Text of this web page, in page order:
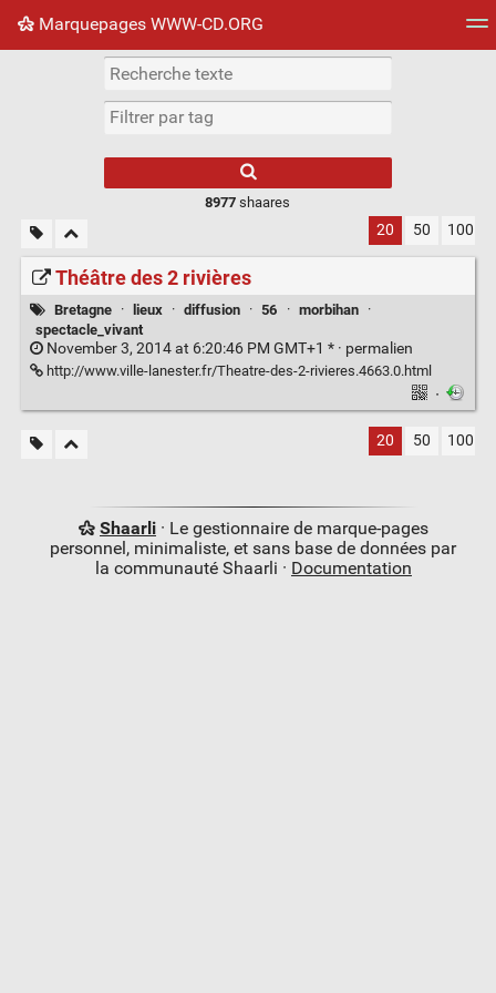
Marquepages WWW-CD.ORG
Nuage de tags Mur d'images
8977 shaares
20 50 100
Théâtre des 2 rivières
Bretagne · lieux · diffusion · 56 · morbihan
·
spectacle_vivant
November 3, 2014 at 6:20:46 PM GMT+1 * · permalien
http://www.ville-lanester.fr/Theatre-des-2-rivieres.4663.0.html
·
20 50 100
Shaarli· Le gestionnaire de marque-pages
personnel, minimaliste, et sans base de données par
la communauté Shaarli · Documentation